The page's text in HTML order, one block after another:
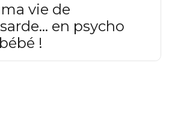
vie de
en psycho
!